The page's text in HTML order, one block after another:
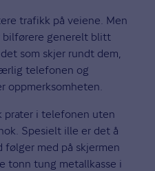
trafikk på veiene. Men
bilførere generelt blitt
som skjer rundt dem,
telefonen og
oppmerksomheten.
prater i telefonen uten
Spesielt ille er det å
følger med på skjermen
tonn tung metallkasse i